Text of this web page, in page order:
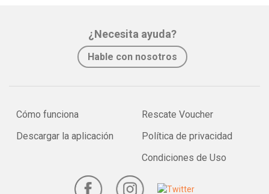
¿Necesita ayuda?
Hable con nosotros
Cómo funciona
Descargar la aplicación
Rescate Voucher
Política de privacidad
Condiciones de Uso